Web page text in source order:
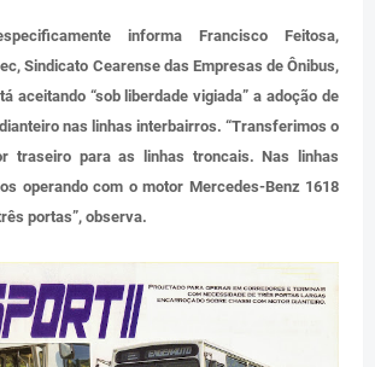
informa Francisco Feitosa,
Sindicato Cearense das Empresas de Ônibus,
aceitando “sob liberdade vigiada” a adoção de
nas linhas interbairros. “Transferimos o
traseiro para as linhas troncais. Nas linhas
operando com o motor Mercedes-Benz 1618
portas”, observa.